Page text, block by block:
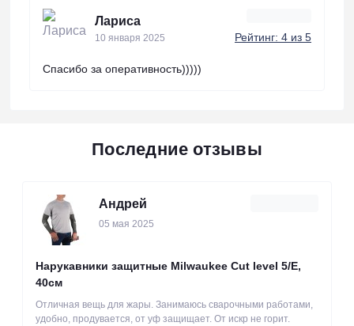
Лариса
10 января 2025 Рейтинг: 4 из 5
Спасибо за оперативность)))))
Последние отзывы
Андрей
05 мая 2025
Нарукавники защитные Milwaukee Cut level 5/Е,
40см
Отличная вещь для жары. Занимаюсь сварочными работами,
удобно, продувается, от уф защищает. От искр не горит.